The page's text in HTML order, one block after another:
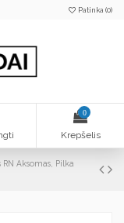
Patinka (0)
0
Krepšelis
RN Aksomas, Pilka